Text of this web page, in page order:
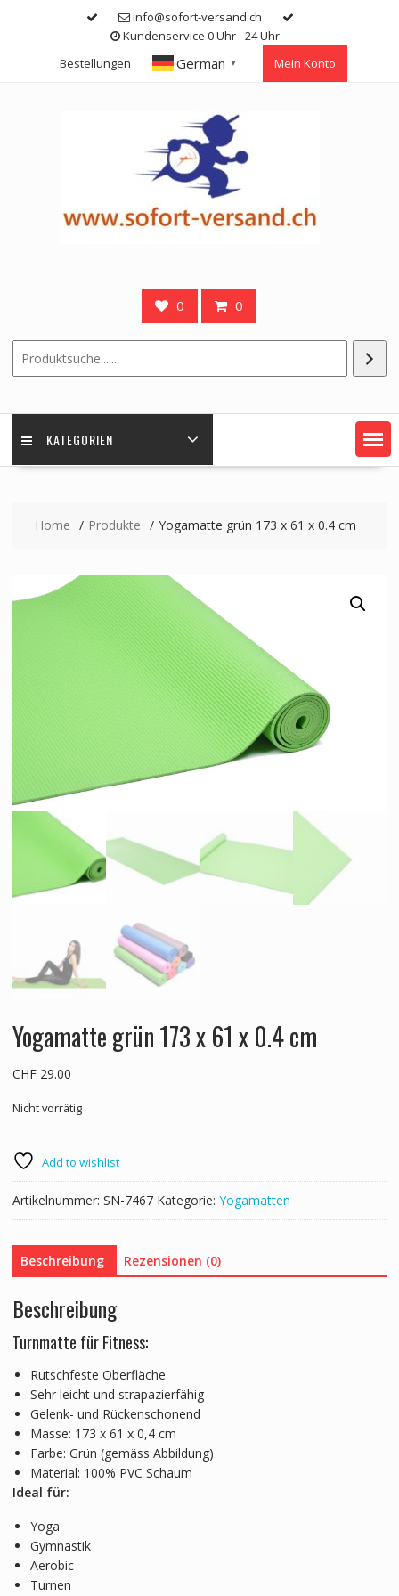
info@sofort-versand.ch
Kundenservice 0 Uhr - 24 Uhr
Bestellungen
German ▼ Mein Konto
0 0
KATEGORIEN
Home Produkte Yogamatte grün 173 x 61 x 0.4 cm
Yogamatte grün 173 x 61 x 0.4 cm
CHF29.00
Nicht vorrätig
Add to wishlist
Artikelnummer: SN-7467 Kategorie: Yogamatten
Beschreibung Rezensionen (0)
Beschreibung
Turnmatte für Fitness:
Rutschfeste Oberfläche
Sehr leicht und strapazierfähig
Gelenk- und Rückenschonend
Masse: 173 x 61 x 0,4 cm
Farbe: Grün (gemäss Abbildung)
Material: 100% PVC Schaum
Ideal für:
Yoga
Gymnastik
Aerobic
Turnen